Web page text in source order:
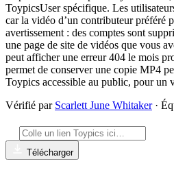
ToypicsUser spécifique. Les
car la vidéo d’un contributeur préféré
avertissement : des comptes sont
une page de site de vidéos que vous
peut afficher une erreur 404 le mois
permet de conserver une copie MP4
Toypics accessible au public, pour un
Vérifié par Scarlett June Whitaker·
Télécharger